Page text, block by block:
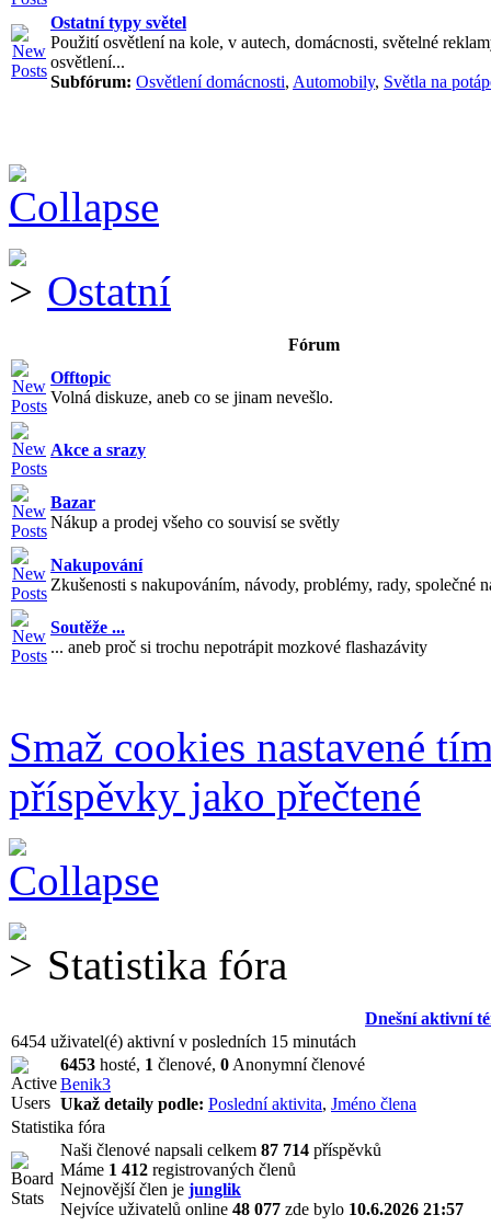
Ostatní typy světel
Použití osvětlení na kole, v autech, domácnosti, světelné
osvětlení...
Subfórum: Osvětlení domácnosti, Automobily, Světla na
Ostatní
Fórum
Offtopic
Volná diskuze, aneb co se jinam nevešlo.
Akce a srazy
Bazar
Nákup a prodej všeho co souvisí se světly
Nakupování
Zkušenosti s nakupováním, návody, problémy, rady, společné
Soutěže ...
... aneb proč si trochu nepotrápit mozkové flashazávity
Smaž cookies nastavené
příspěvky jako přečtené
Statistika fóra
Dnešní aktivní
6454 uživatel(é) aktivní v posledních 15 minutách
6453 hosté, 1 členové, 0 Anonymní členové
Benik3
Ukaž detaily podle: Poslední aktivita, Jméno člena
Statistika fóra
Naši členové napsali celkem 87 714 příspěvků
Máme 1 412 registrovaných členů
Nejnovější člen je junglik
Nejvíce uživatelů online 48 077 zde bylo 10.6.2026 21:57